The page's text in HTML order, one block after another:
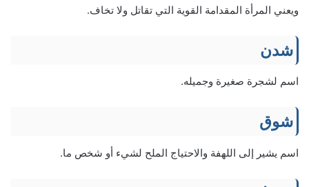
ويعني المرأة المقدامة القوية التي تقاتل ولا تخاف.
شدن
اسم لشجرة صغيرة وجميله.
شوق
اسم يشير إلى اللهفة والاحتياج الملح لشيء أو شخص ما.